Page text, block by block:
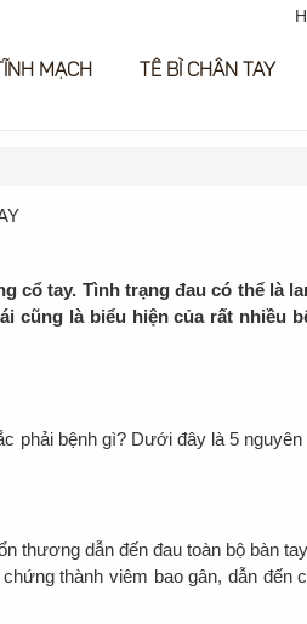
MẠCH TÊ BÌ CHÂN TAY
cổ tay. Tình trạng đau có thể là
cũng là biểu hiện của rất nhiều
phải bệnh gì? Dưới đây là 5
thương dẫn đến đau toàn bộ bàn
thành viêm bao gân, dẫn đến